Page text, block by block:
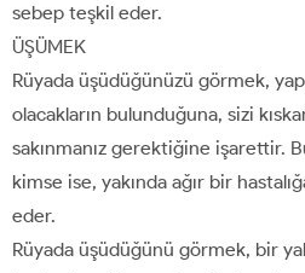
sebep teşkil eder.
ÜŞÜMEK
Rüyada üşüdüğünüzü görmek,
olacakların bulunduğuna, sizi
sakınmanız gerektiğine işarettir.
kimse ise, yakında ağır bir
eder.
Rüyada üşüdüğünü görmek, bir